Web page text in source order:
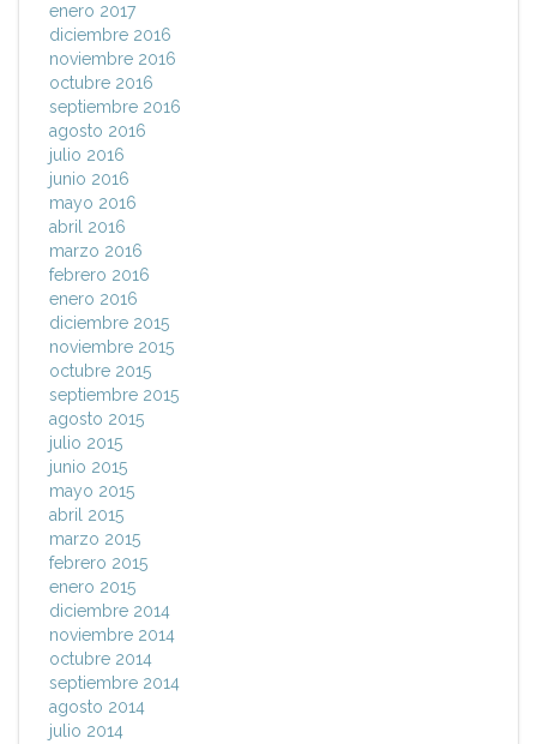
enero 2017
diciembre 2016
noviembre 2016
octubre 2016
septiembre 2016
agosto 2016
julio 2016
junio 2016
mayo 2016
abril 2016
marzo 2016
febrero 2016
enero 2016
diciembre 2015
noviembre 2015
octubre 2015
septiembre 2015
agosto 2015
julio 2015
junio 2015
mayo 2015
abril 2015
marzo 2015
febrero 2015
enero 2015
diciembre 2014
noviembre 2014
octubre 2014
septiembre 2014
agosto 2014
julio 2014